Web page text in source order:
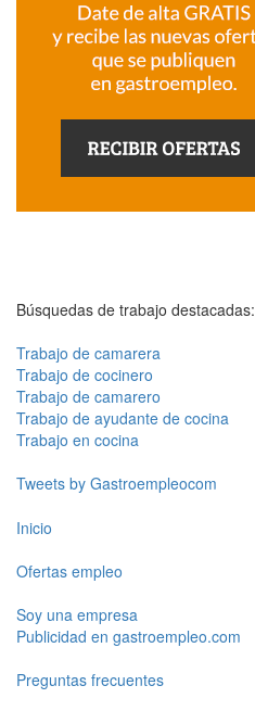
Búsquedas de trabajo destacadas:
Trabajo de camarera
Trabajo de cocinero
Trabajo de camarero
Trabajo de ayudante de cocina
Trabajo en cocina
Tweets by Gastroempleocom
Inicio
Ofertas empleo
Soy una empresa
Publicidad en gastroempleo.com
Preguntas frecuentes